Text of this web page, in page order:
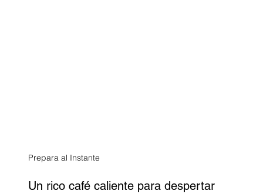
Prepara al Instante
Un rico café caliente para despertar